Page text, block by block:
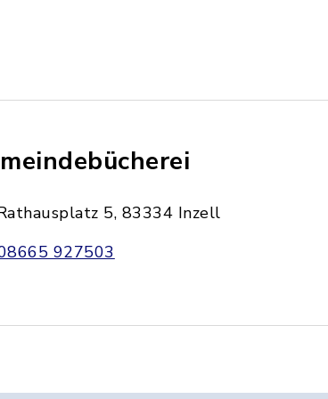
5, 83334 Inzell
927503